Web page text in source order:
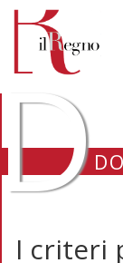
I criteri